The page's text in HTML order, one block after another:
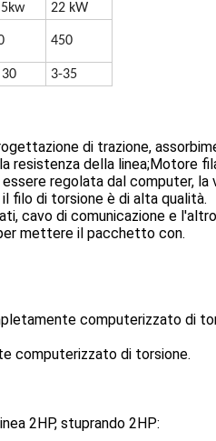
22 kW
450
3-35
di trazione,
resistenza della linea;Motore
regolata dal computer, la
filo di torsione è di alta qualità.
cavo di comunicazione e
mettere il pacchetto con.
computerizzato di
computerizzato di torsione.
2HP, stuprando 2HP: